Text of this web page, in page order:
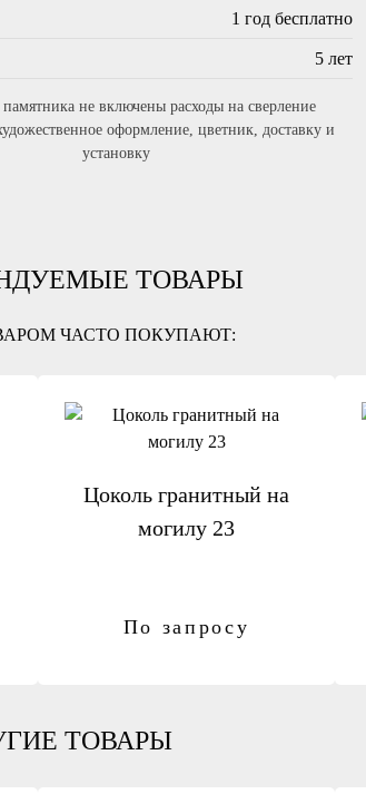
1 год бесплатно
5 лет
не включены расходы на сверление
оформление, цветник, доставку и
установку
ТОВАРЫ
ЧАСТО ПОКУПАЮТ:
Цоколь гранитный на
могилу 23
По запросу
ТОВАРЫ